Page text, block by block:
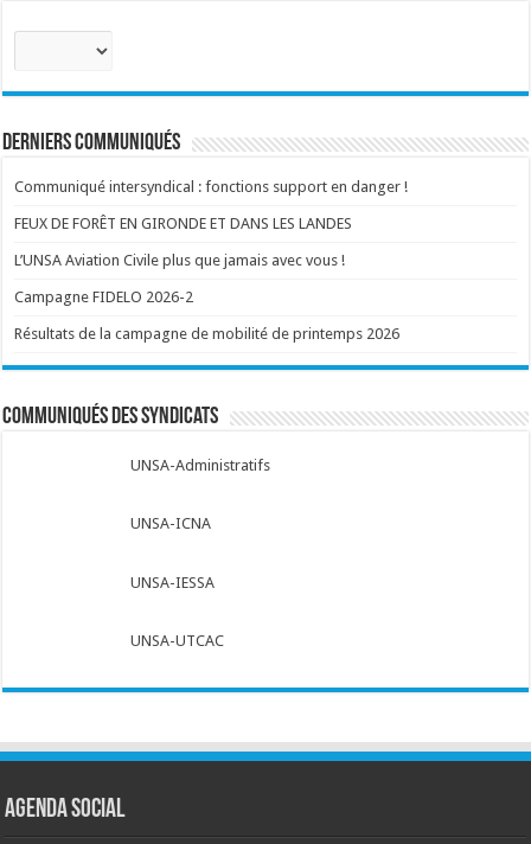
Sélectionnez
corps
:
Derniers communiqués
Communiqué intersyndical : fonctions support en danger !
FEUX DE FORÊT EN GIRONDE ET DANS LES LANDES
L’UNSA Aviation Civile plus que jamais avec vous !
Campagne FIDELO 2026-2
Résultats de la campagne de mobilité de printemps 2026
Communiqués des syndicats
UNSA-Administratifs
UNSA-ICNA
UNSA-IESSA
UNSA-UTCAC
Agenda social